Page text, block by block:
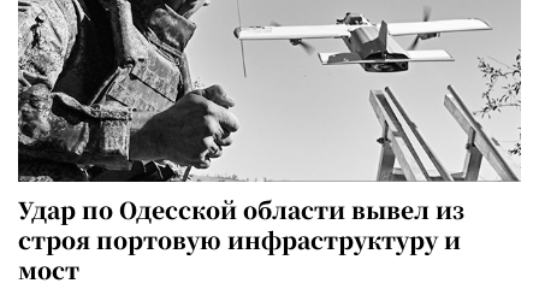
Удар по Одесской области вывел из
строя портовую инфраструктуру и
мост